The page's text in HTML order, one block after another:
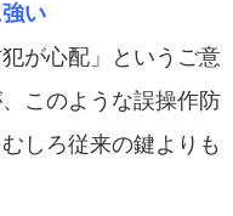
い
が心配」というご意
このような誤操作防
しろ従来の鍵よりも